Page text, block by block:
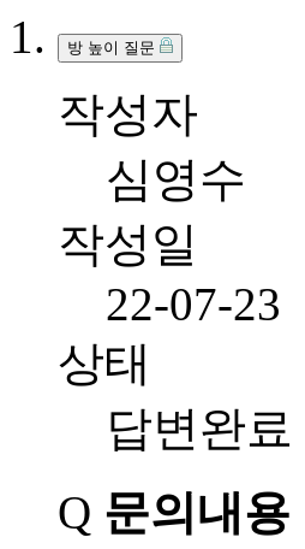
방 높이 질문
작성자
심영수
작성일
22-07-23
상태
답변완료
Q 문의내용